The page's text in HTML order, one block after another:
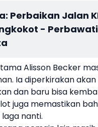
Perbaikan Jalan
-
Alisson Becker
Ia diperkirakan
dan baru bisa
juga memastikan
nanti.